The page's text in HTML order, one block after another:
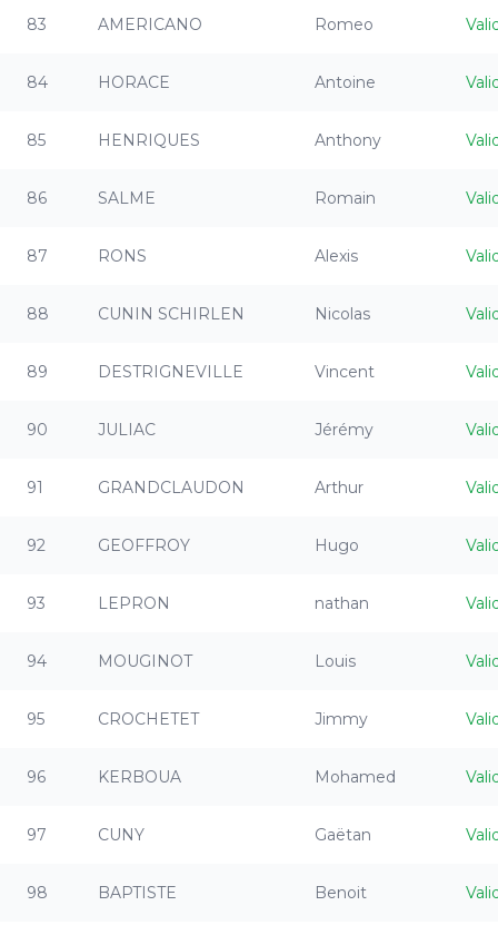
83 AMERICANO Romeo
84 HORACE Antoine
85 HENRIQUES Anthony
86 SALME Romain
87 RONS Alexis
88 CUNIN SCHIRLEN Nicolas
89 DESTRIGNEVILLE Vincent
90 JULIAC Jérémy
91 GRANDCLAUDON Arthur
92 GEOFFROY Hugo
93 LEPRON nathan
94 MOUGINOT Louis
95 CROCHETET Jimmy
96 KERBOUA Mohamed
97 CUNY Gaëtan
98 BAPTISTE Benoit